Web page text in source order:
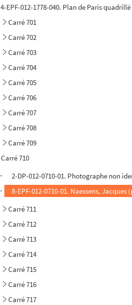
4-EPF-012-1778-040. Plan de Paris
Carré 701
Carré 702
Carré 703
Carré 704
Carré 705
Carré 706
Carré 707
Carré 708
Carré 709
Carré 710
2-DP-012-0710-01. Photographe non
8-EPF-012-0710-01. Naessens,
Carré 711
Carré 712
Carré 713
Carré 714
Carré 715
Carré 716
Carré 717